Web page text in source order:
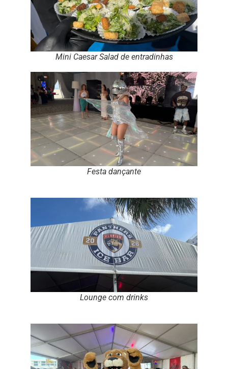
Mini Caesar Salad de entradinhas
Festa dançante
Lounge com drinks